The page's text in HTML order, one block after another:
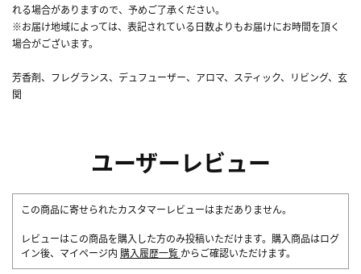
れる場合がありますので、予めご了承ください。
※お届け地域によっては、表記されている日数よりもお届けにお時間を頂く
場合がございます。
芳香剤、フレグランス、デュフューザー、アロマ、スティック、リビング、玄
関
ユーザーレビュー
この商品に寄せられたカスタマーレビューはまだありません。
レビューはこの商品を購入した方のみ投稿いただけます。購入商品はログ
イン後、マイページ内 購入履歴一覧 からご確認いただけます。